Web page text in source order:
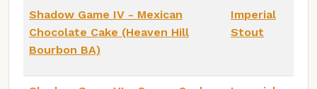
Shadow Game IV - Mexican
Chocolate Cake (Heaven Hill
Bourbon BA)
Imperial
Stout